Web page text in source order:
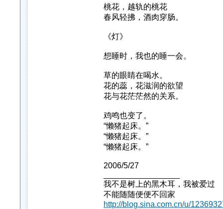
桃花，越轨的桃花
春风轻拂，酒肉穿肠。
《灯》
想睡时，我也的睡一会。
草的眼睛在喝水。
花的蕊，花滋润的欲望
花与花茫茫然的关系。
鸡鸣也变了。
“懒猪起床。”
“懒猪起床。”
“懒猪起床。”
2006/5/27
我不是树上的黑木耳，我被爱过
不能随随便便不回家
http://blog.sina.com.cn/u/